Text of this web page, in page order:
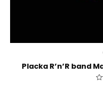
Placka R’n’R band